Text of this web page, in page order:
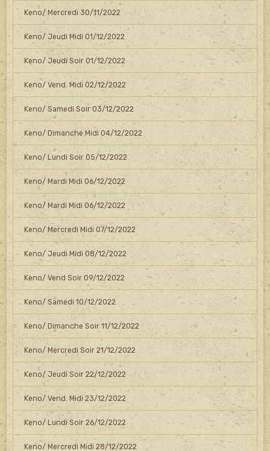
Keno/ Mercredi 30/11/2022
Keno/ Jeudi Midi 01/12/2022
Keno/ Jeudi Soir 01/12/2022
Keno/ Vend. Midi 02/12/2022
Keno/ Samedi Soir 03/12/2022
Keno/ Dimanche Midi 04/12/2022
Keno/ Lundi Soir 05/12/2022
Keno/ Mardi Midi 06/12/2022
Keno/ Mardi Midi 06/12/2022
Keno/ Mercredi Midi 07/12/2022
Keno/ Jeudi Midi 08/12/2022
Keno/ Vend Soir 09/12/2022
Keno/ Samedi 10/12/2022
Keno/ Dimanche Soir 11/12/2022
Keno/ Mercredi Soir 21/12/2022
Keno/ Jeudi Soir 22/12/2022
Keno/ Vend. Midi 23/12/2022
Keno/ Lundi Soir 26/12/2022
Keno/ Mercredi Midi 28/12/2022